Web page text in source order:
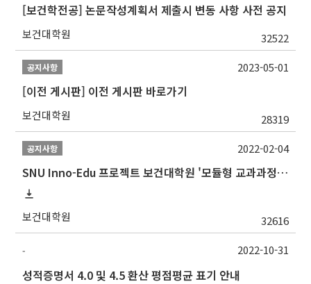
[보건학전공] 논문작성계획서 제출시 변동 사항 사전 공지
보건대학원 32522
공지사항
[이전 게시판] 이전 게시판 바로가기
보건대학원 28319
2023-05-01
공지사항
SNU Inno-Edu 프로젝트 보건대학원 '모듈형 교과과정' 안내(revised 2022/2/28)
보건대학원 32616
2022-02-04
-
성적증명서 4.0 및 4.5 환산 평점평균 표기 안내
2022-10-31